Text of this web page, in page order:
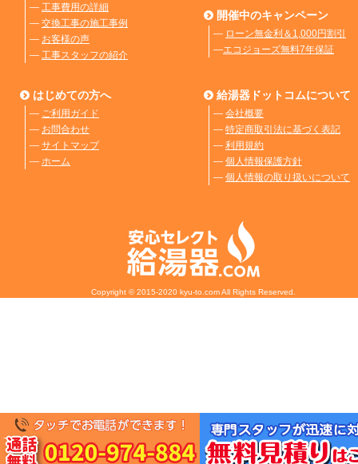
― 工事費用の詳細
― 交換工事の施工事例
― お客様の声
― 工事スタッフの紹介
開催中のキャンペーン
― ローン無金利＆1,000円割引
―エコジョーズ無料7年保証
はじめての方へ
― ご利用ガイド
― お問合わせ
― サイトマップ
― ホーム
給湯器ドットコムについて
― 会社概要
― 特定商取引法に基づく表記
― 利用規約
― 個人情報保護方針
― 個人情報の取り扱いについて
Copyright © 2015-2020 kyu-to.com All Rights Reserved.